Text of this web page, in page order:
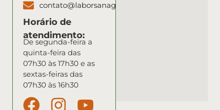
contato@laborsanagro.com
Horário de
atendimento:
De segunda-feira a
quinta-feira das
07h30 às 17h30 e as
sextas-feiras das
07h30 às 16h30